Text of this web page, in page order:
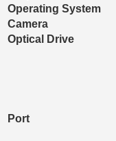
Operating System
Camera
Optical Drive
Port